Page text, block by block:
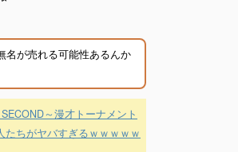
名が売れる可能性あるんか
SECOND～漫才トーナメント
たちがヤバすぎるｗｗｗｗｗ